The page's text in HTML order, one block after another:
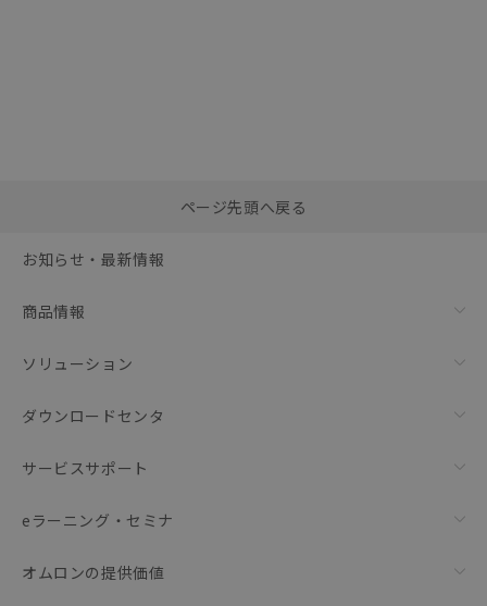
括ダウンロード
ページ先頭へ戻る
お知らせ・最新情報
商品情報
ソリューション
ダウンロードセンタ
サービスサポート
eラーニング・セミナ
オムロンの提供価値